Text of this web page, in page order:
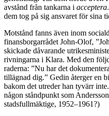
avstånd från tankarna i acceptera
dem tog på sig ansvaret för sina
Motstånd fanns även inom
finansborgarrådet John-Olof,
skickade dåvarande
rivningarna i Klara. Med den
raderna: ”Nu har det
tillägnad dig.” Gedin återger en
bakom det utreder han tyvärr
någon ståndpunkt som
stadsfullmäktige, 1952–1961?)